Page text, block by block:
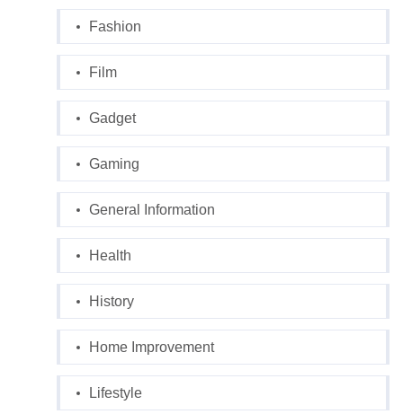
Fashion
Film
Gadget
Gaming
General Information
Health
History
Home Improvement
Lifestyle